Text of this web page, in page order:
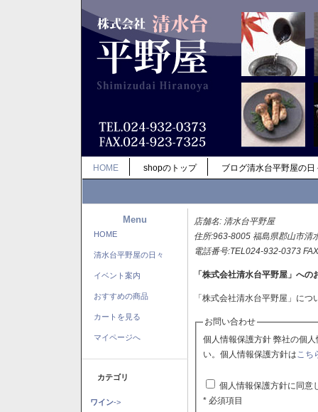
HOME shopのトップ ブログ清水台平野屋の日
Menu
HOME
清水台平野屋の日々
イベント案内
おすすめの商品
カートを見る
マイページへ
カテゴリ
ワイン->
店舗名: 清水台平野屋
住所:963-8005 福島県郡山市清
電話番号:TEL024-932-0373
「株式会社清水台平野屋」への
「株式会社清水台平野屋」に
お問い合わせ
個人情報保護方針 弊社の個人情報保護方針に同意される場合はチェックボックスをクリックしてくださ
い。個人情報保護方針はこち
個人情報保護方針に同意
* 必須項目